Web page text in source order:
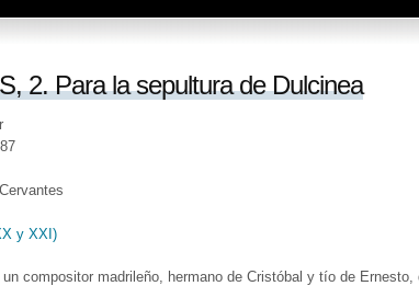
aquí
2. Para la sepultura de Dulcinea
y XXI)
compositor madrileño, hermano de Cristóbal y tío de